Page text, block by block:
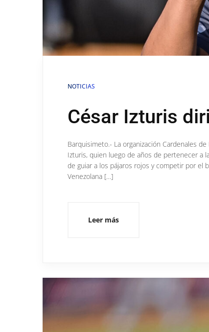
NOTICIAS
César Izturis
Barquisimeto.- La organización Cardenales
Izturis, quien luego de años de pertenecer a
de guiar a los pájaros rojos y competir por el
Venezolana […]
Leer más